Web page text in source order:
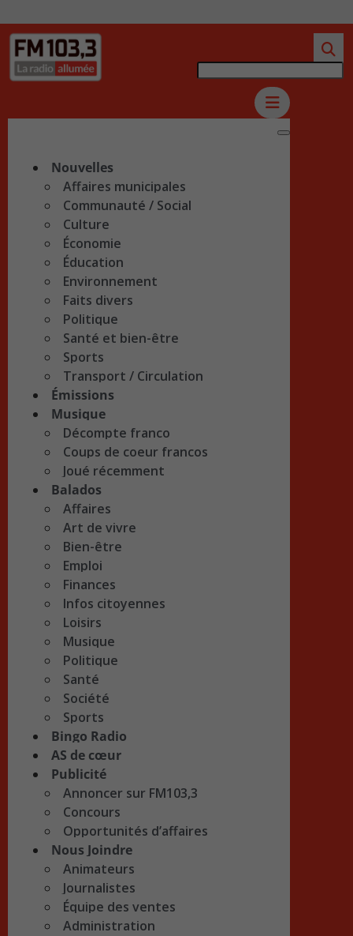
Nouvelles
Affaires municipales
Communauté / Social
Culture
Économie
Éducation
Environnement
Faits divers
Politique
Santé et bien-être
Sports
Transport / Circulation
Émissions
Musique
Décompte franco
Coups de coeur francos
Joué récemment
Balados
Affaires
Art de vivre
Bien-être
Emploi
Finances
Infos citoyennes
Loisirs
Musique
Politique
Santé
Société
Sports
Bingo Radio
AS de cœur
Publicité
Annoncer sur FM103,3
Concours
Opportunités d’affaires
Nous Joindre
Animateurs
Journalistes
Équipe des ventes
Administration